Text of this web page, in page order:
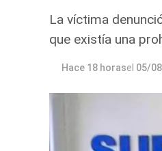
La víctima
que existía una
Hace 18 horasel 05/